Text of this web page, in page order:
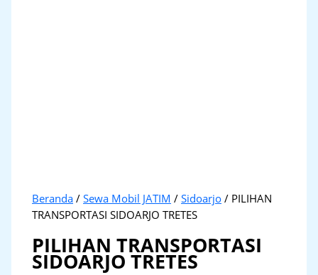
Beranda /Sewa Mobil JATIM /Sidoarjo / PILIHAN
TRANSPORTASI SIDOARJO TRETES
PILIHAN TRANSPORTASI
SIDOARJO TRETES